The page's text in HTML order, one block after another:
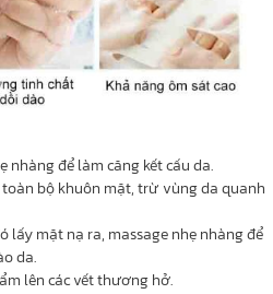
nhàng để làm căng kết cấu da.
bộ khuôn mặt, trừ vùng da quanh
lấy mặt nạ ra, massage nhẹ nhàng để
da.
lên các vết thương hở.